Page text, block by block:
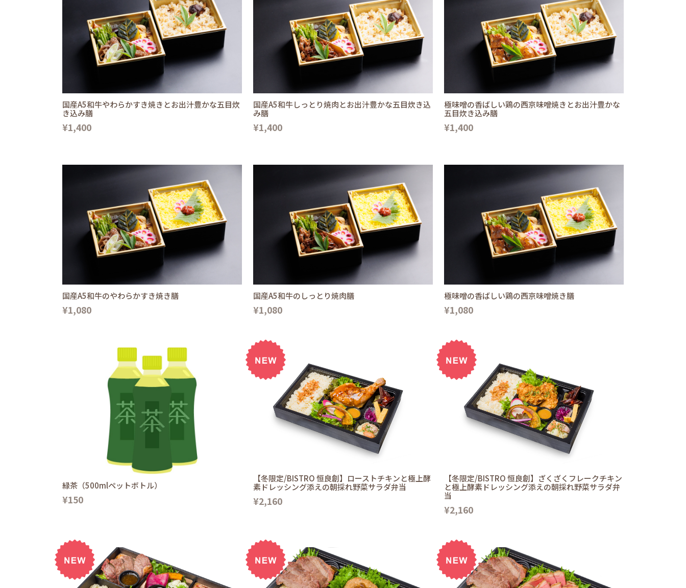
国産A5和牛やわらかすき焼きとお出汁豊かな五目炊
き込み膳
¥1,400
国産A5和牛しっとり焼肉とお出汁豊かな五目炊き込
み膳
¥1,400
極味噌の香ばしい鶏の西京味噌焼きとお出汁豊かな
五目炊き込み膳
¥1,400
国産A5和牛のやわらかすき焼き膳
¥1,080
国産A5和牛のしっとり焼肉膳
¥1,080
極味噌の香ばしい鶏の西京味噌焼き膳
¥1,080
緑茶（500mlペットボトル）
¥150
【冬限定/BISTRO 恒良創】ローストチキンと極上酵
素ドレッシング添えの朝採れ野菜サラダ弁当
¥2,160
【冬限定/BISTRO 恒良創】ざくざくフレークチキン
と極上酵素ドレッシング添えの朝採れ野菜サラダ弁
当
¥2,160